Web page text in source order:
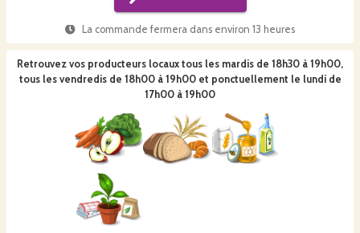
La commande fermera dans environ 13 heures
Retrouvez vos producteurs locaux tous les mardis de 18h30 à 19h00,
tous les vendredis de 18h00 à 19h00 et ponctuellement le lundi de
17h00 à 19h00